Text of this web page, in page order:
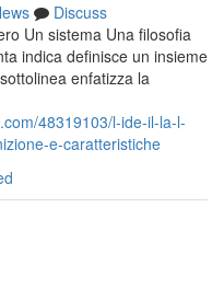
Discuss
Un sistema Una filosofia
indica definisce un insieme
enfatizza la
48319103/l-ide-il-la-l-
e-caratteristiche